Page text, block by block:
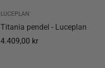
LUCEPLAN
Titania pendel - Luceplan
Normal
4.409,00 kr